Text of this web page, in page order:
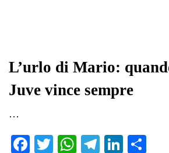
L’urlo di Mario:
Juve vince sempre
…
Fa T
W
Te
Li